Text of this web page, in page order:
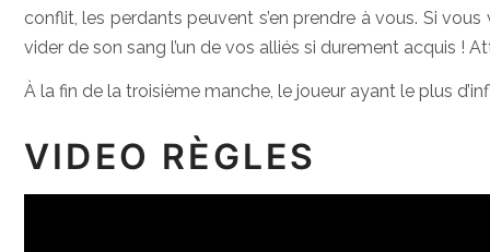
conflit, les perdants peuvent s’en prendre à vous. Si
vider de son sang l’un de vos alliés si durement acquis !
À la fin de la troisième manche, le joueur ayant le plus
VIDEO RÈGLES